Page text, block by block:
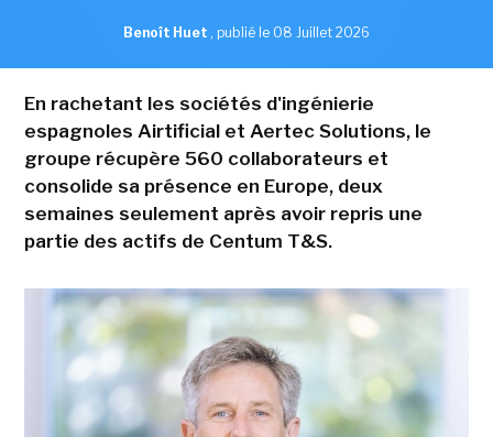
Benoît Huet , publié le 08 Juillet 2026
En rachetant les sociétés d'ingénierie
espagnoles Airtificial et Aertec Solutions, le
groupe récupère 560 collaborateurs et
consolide sa présence en Europe, deux
semaines seulement après avoir repris une
partie des actifs de Centum T&S.